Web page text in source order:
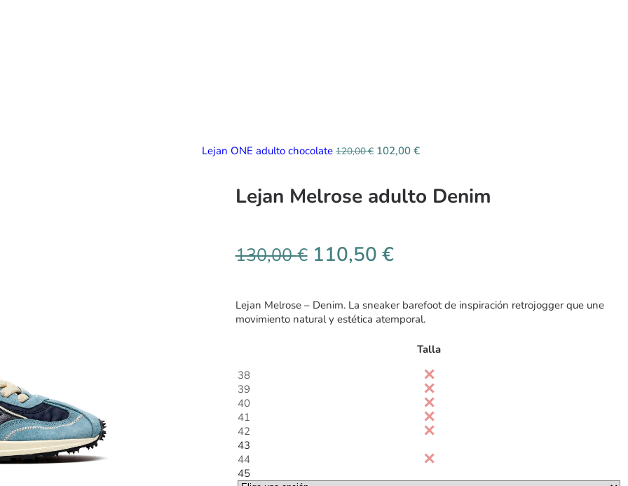
Lejan ONE adulto chocolate 120,00€ 102,00 €
Lejan Melrose adulto Denim
130,00€ 110,50 €
Lejan Melrose – Denim. La sneaker barefoot de inspiración retrojogger que une
movimiento natural y estética atemporal.
Talla
38
39
40
41
42
43
44
45